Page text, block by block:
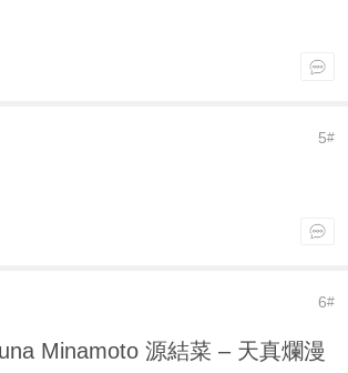
5#
6#
Minamoto 源結菜 – 天真爛漫